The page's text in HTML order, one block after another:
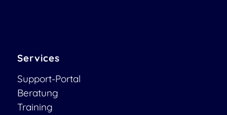
Services
Support-Portal
Beratung
Training